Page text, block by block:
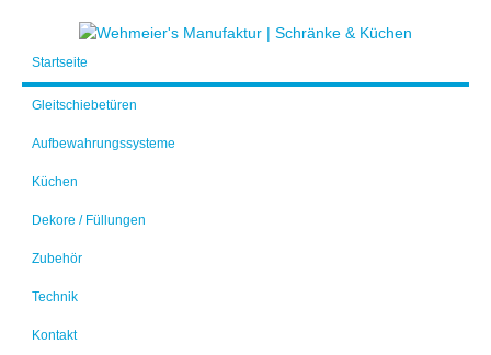
Startseite
Gleitschiebetüren
Aufbewahrungssysteme
Küchen
Dekore / Füllungen
Zubehör
Technik
Kontakt